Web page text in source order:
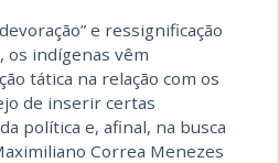
e ressignificação
os indígenas vêm
tática na relação com os
de inserir certas
política e, afinal, na busca
Correa Menezes